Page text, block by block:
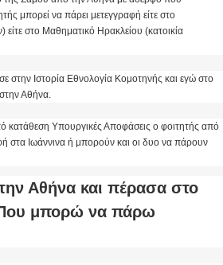
μπορεί να πάρει μετεγγραφή είτε στο
στο Μαθηματικό Ηρακλείου (κατοικία
στην Ιστορία Εθνολογία Κομοτηνής και εγώ στο
Αθήνα.
κατάθεση Υπουργικές Αποφάσεις ο φοιτητής από
στα Ιωάννινα ή μπορούν και οι δυο να πάρουν
Αθήνα και πέρασα στο
Που μπορώ να πάρω